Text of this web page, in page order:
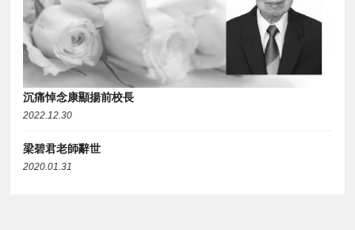
沉痛悼念康顯揚前校長
2022.12.30
梁碧君老師辭世
2020.01.31